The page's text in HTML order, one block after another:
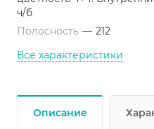
почему каскадёры
стекло, что добавляют в
омолаживающий грим и
фактов о вещах, которые
бутылка может спасти от
делают вкуснейшие
ч/б
Полосность — 212
Все характеристики
Описание